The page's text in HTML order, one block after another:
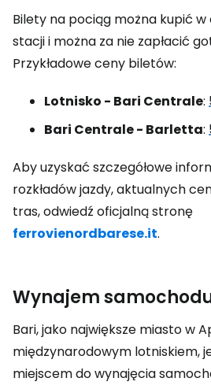
Bilety na pociąg można kupić
stacji i można za nie zapłacić
Przykładowe ceny biletów:
Lotnisko - Bari Centrale:
Bari Centrale - Barletta:
Aby uzyskać szczegółowe
rozkładów jazdy, aktualnych
tras, odwiedź oficjalną stronę
ferrovienordbarese.it.
Wynajem
Bari, jako największe miasto w
międzynarodowym lotniskiem,
miejscem do wynajęcia